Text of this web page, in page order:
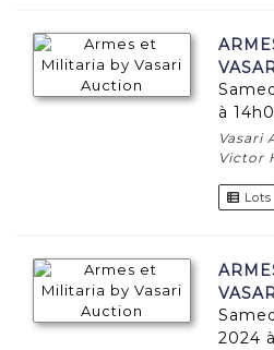
samedi 26 octobre 2024
à
Vasari
Victor
Lots
samedi 07 septembre
2024